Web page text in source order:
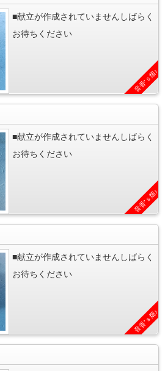
■献立が作成されていませんしばらく
お待ちください
音香’ｓ畑♪
■献立が作成されていませんしばらく
お待ちください
音香’ｓ畑♪
■献立が作成されていませんしばらく
お待ちください
音香’ｓ畑♪